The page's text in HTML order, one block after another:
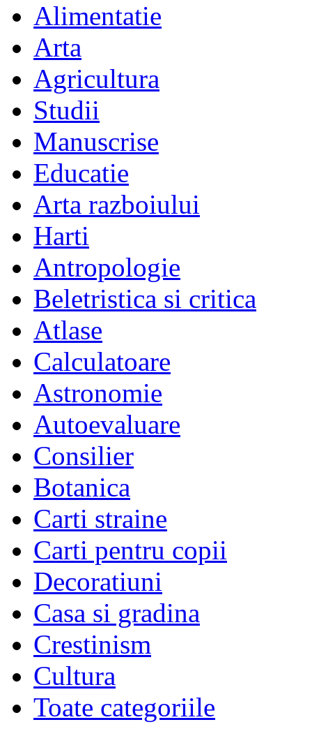
Alimentatie
Arta
Agricultura
Studii
Manuscrise
Educatie
Arta razboiului
Harti
Antropologie
Beletristica si critica
Atlase
Calculatoare
Astronomie
Autoevaluare
Consilier
Botanica
Carti straine
Carti pentru copii
Decoratiuni
Casa si gradina
Crestinism
Cultura
Toate categoriile